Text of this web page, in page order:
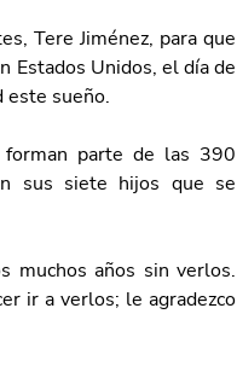
Tere Jiménez, para que
Estados Unidos, el día de
este sueño.
forman parte de las 390
sus siete hijos que se
muchos años sin verlos.
ir a verlos; le agradezco